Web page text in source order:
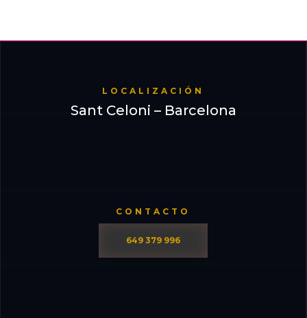
LOCALIZACIÓN
Sant Celoni – Barcelona
CONTACTO
649 379 996